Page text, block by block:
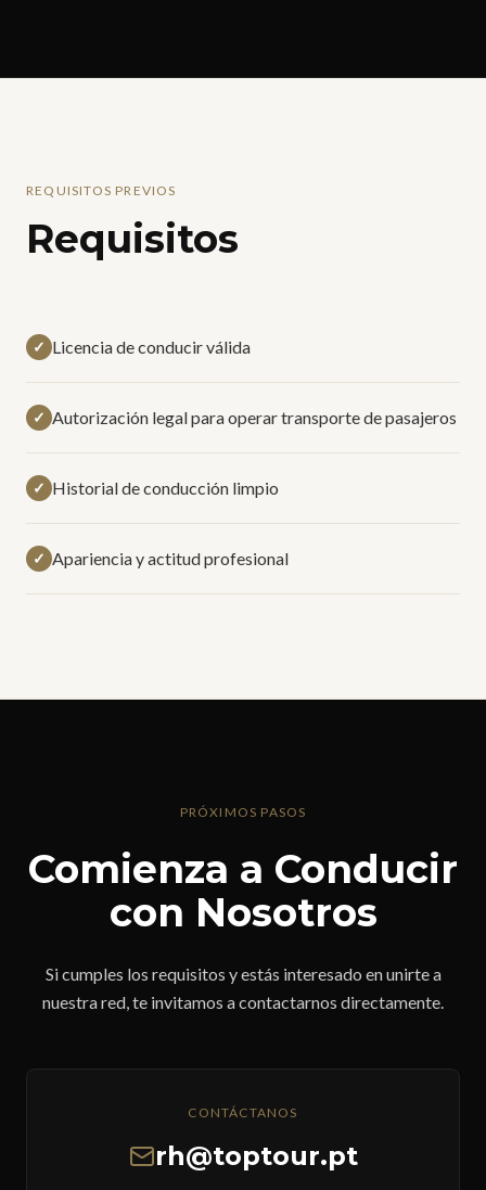
REQUISITOS PREVIOS
Requisitos
✓ Licencia de conducir válida
✓ Autorización legal para operar transporte de pasajeros
✓ Historial de conducción limpio
✓ Apariencia y actitud profesional
PRÓXIMOS PASOS
Comienza a Conducir
con Nosotros
Si cumples los requisitos y estás interesado en unirte a
nuestra red, te invitamos a contactarnos directamente.
CONTÁCTANOS
rh@toptour.pt